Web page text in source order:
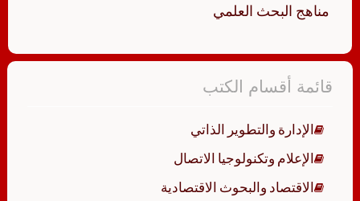
مناهج البحث العلمي
قائمة أقسام الكتب
الإدارة والتطوير الذاتي
الإعلام وتكنولوجيا الاتصال
الاقتصاد والبحوث الاقتصادية